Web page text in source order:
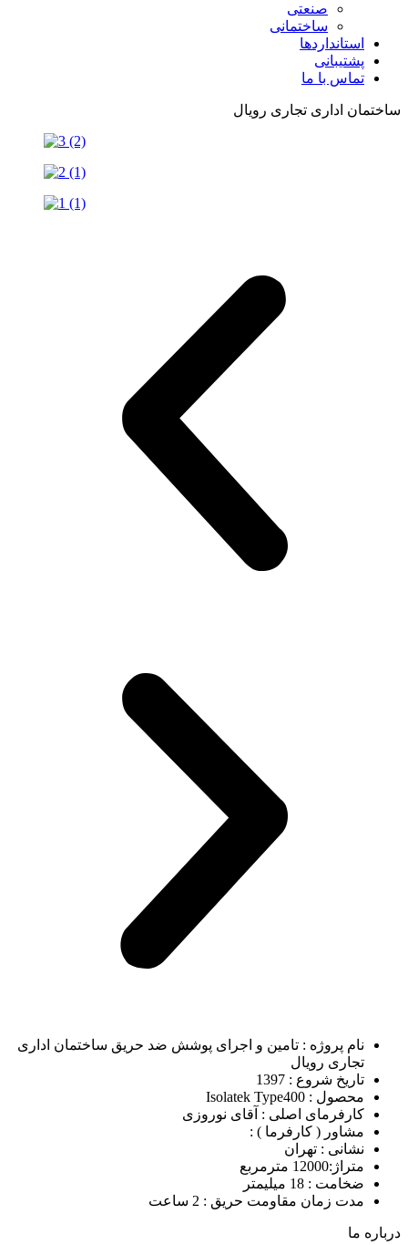
صنعتی
ساختمانی
استانداردها
پشتیبانی
تماس با ما
ساختمان اداری تجاری رویال
نام پروژه : تامین و اجرای پوشش ضد حریق ساختمان اداری
تجاری رویال
تاریخ شروع : 1397
محصول : Isolatek Type400
کارفرمای اصلی : آقای نوروزی
مشاور ( کارفرما ) :
نشانی : تهران
متراژ:12000 مترمربع
ضخامت : 18 میلیمتر
مدت زمان مقاومت حریق : 2 ساعت
درباره ما